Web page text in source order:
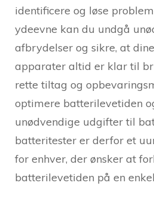
identificere og løse
ydeevne kan du undgå
afbrydelser og sikre, at
apparater altid er klar til
rette tiltag og
optimere batterilevetiden
unødvendige udgifter til
batteritester er derfor et
for enhver, der ønsker at
batterilevetiden på en